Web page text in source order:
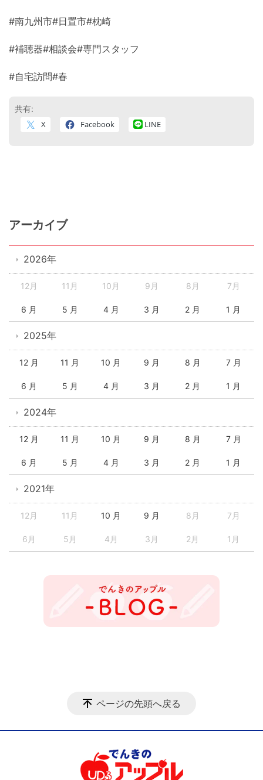
#南九州市#日置市#枕崎
#補聴器#相談会#専門スタッフ
#自宅訪問#春
共有:
X Facebook LINE
アーカイブ
2026年
12月 11月 10月 9月 8月 7月
6 月 5 月 4 月 3 月 2 月 1 月
2025年
12 月 11 月 10 月 9 月 8 月 7 月
6 月 5 月 4 月 3 月 2 月 1 月
2024年
12 月 11 月 10 月 9 月 8 月 7 月
6 月 5 月 4 月 3 月 2 月 1 月
2021年
12月 11月 10 月 9 月 8月 7月
6月 5月 4月 3月 2月 1月
ページの先頭へ戻る